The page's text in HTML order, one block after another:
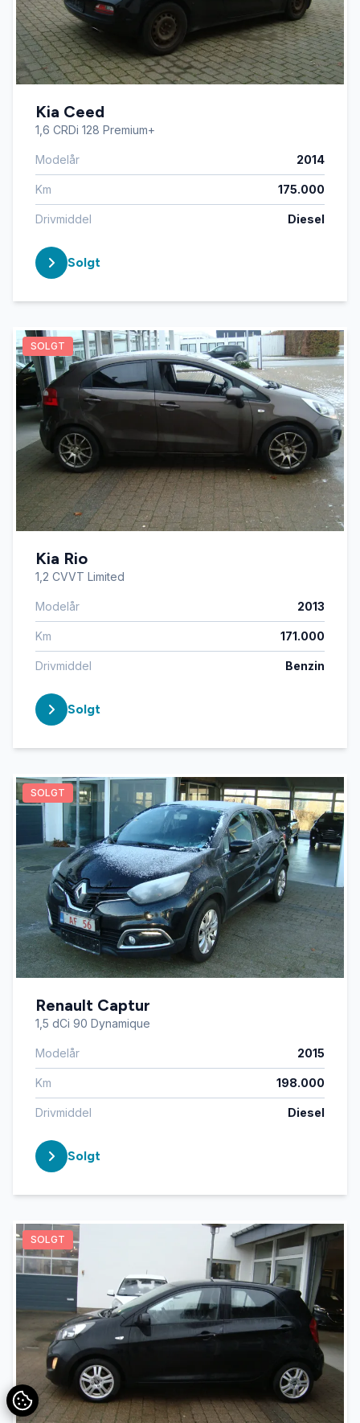
Kia Ceed
1,6 CRDi 128 Premium+
Modelår 2014
Km 175.000
Drivmiddel Diesel
Solgt
SOLGT
Kia Rio
1,2 CVVT Limited
Modelår 2013
Km 171.000
Drivmiddel Benzin
Solgt
SOLGT
Renault Captur
1,5 dCi 90 Dynamique
Modelår 2015
Km 198.000
Drivmiddel Diesel
Solgt
SOLGT